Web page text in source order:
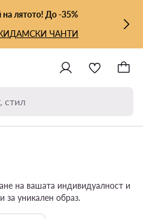
на лятото! До -35%
ДАМСКИ ЧАНТИ
стил
на вашата индивидуалност и
за уникален образ.